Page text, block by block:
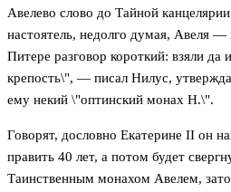
Авелево слово до Тайной
настоятель, недолго думая, Авеля
Питере разговор короткий: взяли да
крепость\", — писал Нилус,
ему некий \"оптинский монах Н.\".
Говорят, дословно Екатерине II он
править 40 лет, а потом будет
Таинственным монахом Авелем,